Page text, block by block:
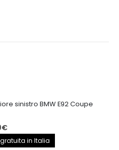
sinistro BMW E92 Coupe
€Il
prezzo in Italia